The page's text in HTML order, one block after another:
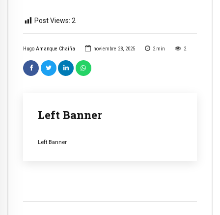
Hugo Amanque Chaiña noviembre 28, 2025 2 min 2
Left Banner
Left Banner
Post Views: 2